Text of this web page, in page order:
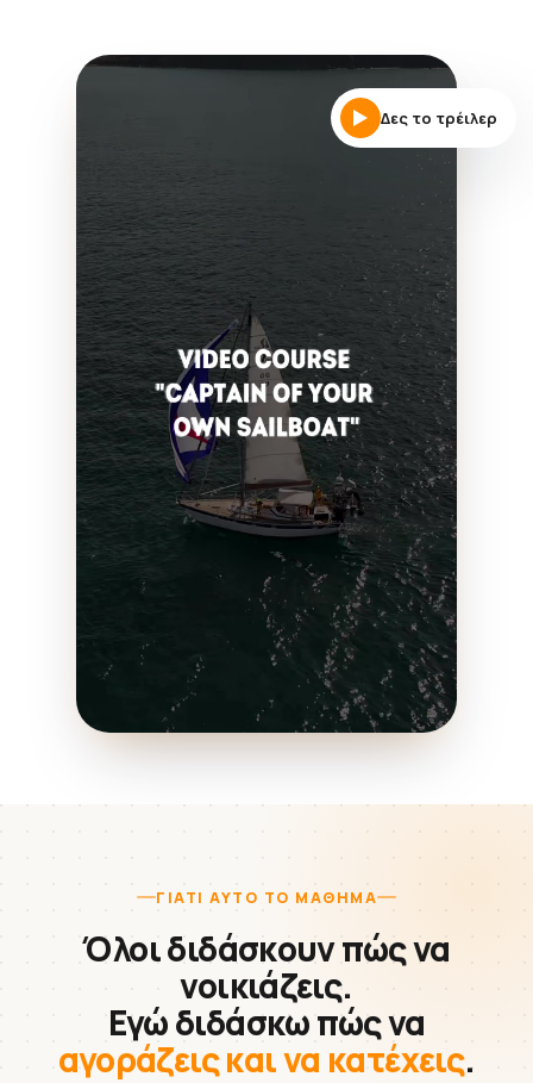
Δες το τρέιλερ
ΓΙΑΤΊ ΑΥΤΌ ΤΟ ΜΆΘΗΜΑ
Όλοι διδάσκουν πώς να
νοικιάζεις.
Εγώ διδάσκω πώς να
αγοράζεις και να κατέχεις.